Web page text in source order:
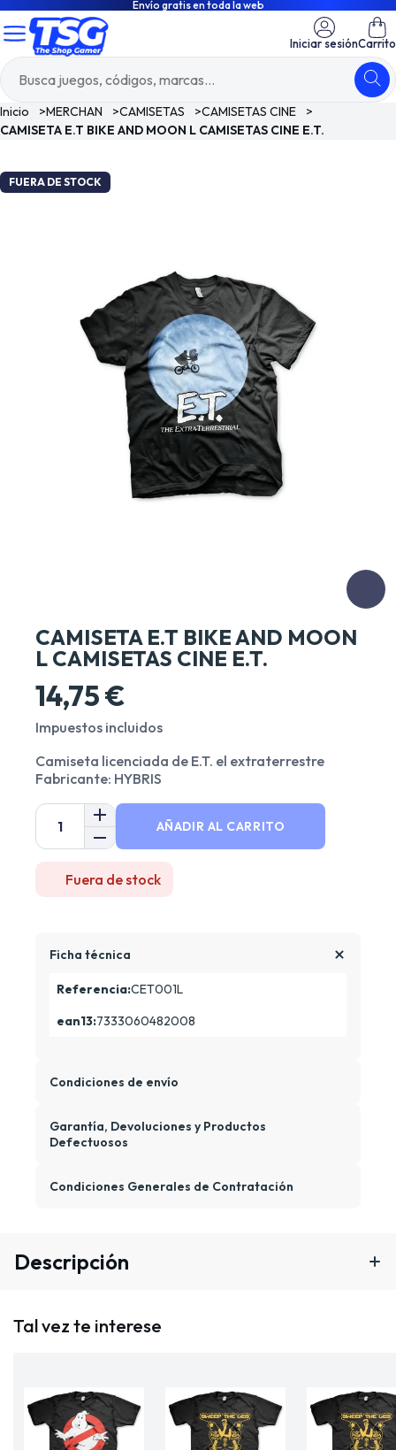
Envío gratis en toda la web
Iniciar sesiónCarrito
Inicio >MERCHAN >CAMISETAS >CAMISETAS CINE
>
CAMISETA E.T BIKE AND MOON L CAMISETAS CINE E.T.
FUERA DE STOCK
CAMISETA E.T BIKE AND MOON
L CAMISETAS CINE E.T.
14,75 €
Impuestos incluidos
Camiseta licenciada de E.T. el extraterrestre
Fabricante: HYBRIS
AÑADIR AL CARRITO
Fuera de stock
Ficha técnica
Referencia:CET001L
ean13:7333060482008
Condiciones de envío
Garantía, Devoluciones y Productos
Defectuosos
Condiciones Generales de Contratación
Descripción
Tal vez te interese